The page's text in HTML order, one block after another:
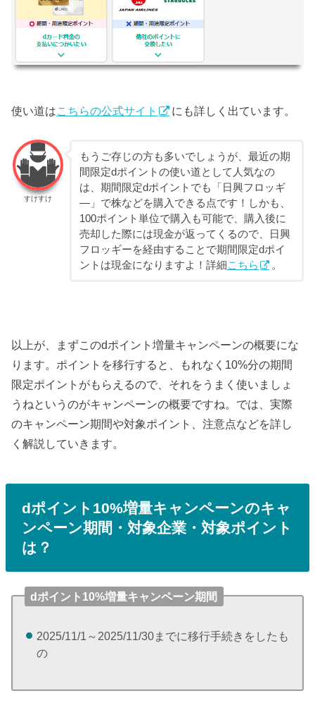
使い道はこちらの公式サイト にも詳しく出ています。
すけすけ
もうご存じの方も多いでしょうが、最近の期
間限定dポイントの使い道として人気なの
は、期間限定dポイントでも「日興フロッギ
―」で株などを購入できる点です！しかも、
100ポイント単位で購入も可能で、購入後に
売却した際には現金が返ってくるので、日興
フロッギーを経由することで期間限定dポイ
ントは現金になりますよ！詳細こちら 。
以上が、まずこのdポイント増量キャンペーンの概要にな
ります。ポイントを移行すると、もれなく10%分の期間
限定ポイントがもらえるので、それをうまく使いましょ
うねというのがキャンペーンの概要ですね。では、実際
のキャンペーン期間や対象ポイント、注意点などを詳し
く解説していきます。
dポイント10%増量キャンペーンのキャ
ンペーン期間・対象企業・対象ポイント
は？
dポイント10%増量キャンペーン期間
2025/11/1～2025/11/30までに移行手続きをしたも
の